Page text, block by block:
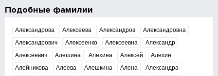
Подобные фамилии
Александрова Алексеева Александров
Александровна
Александрович
Алексеенко Алексеевна
Александр
Алексеевич
Алешина Алехина Алексей
Алехин
Алейникова
Алеева Алешкина Алена
Александра